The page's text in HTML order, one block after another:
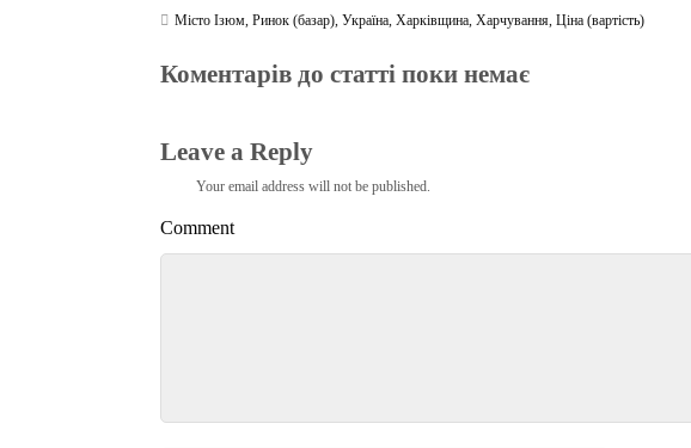
Місто Ізюм,Ринок (базар),Україна,Харківщина,Харчування,Ціна (вартість)
Коментарів до статті поки немає
Leave a Reply
Your email address will not be published.
Comment